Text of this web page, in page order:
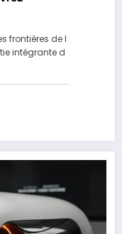
frontières de l
intégrante d